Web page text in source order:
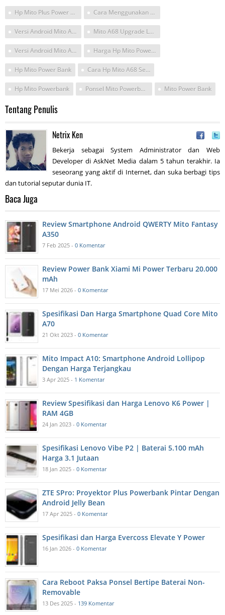
Hp Mito Plus Power Bank Cara Menggunakan Powerbang Pada Hp Mito
Versi Android Mito A68 Cuy Mito A68 Upgrade Lollipop
Versi Android Mito A68 Harga Hp Mito Power Bank
Hp Mito Power Bank Cara Hp Mito A68 Sebagai Powerbang
Hp Mito Powerbank Ponsel Mito Powerbank Mito Power Bank
Tentang Penulis
Netrix Ken
Bekerja sebagai System Administrator dan Web
Developer di AskNet Media dalam 5 tahun terakhir. Ia
seseorang yang aktif di Internet, dan suka berbagi tips
dan tutorial seputar dunia IT.
Baca Juga
Review Smartphone Android QWERTY Mito Fantasy
A350
7 Feb 2025 - 0 Komentar
Review Power Bank Xiami Mi Power Terbaru 20.000
mAh
17 Mei 2026 - 0 Komentar
Spesifikasi Dan Harga Smartphone Quad Core Mito
A70
21 Okt 2023 - 0 Komentar
Mito Impact A10: Smartphone Android Lollipop
Dengan Harga Terjangkau
3 Apr 2025 - 1 Komentar
Review Spesifikasi dan Harga Lenovo K6 Power |
RAM 4GB
24 Jan 2023 - 0 Komentar
Spesifikasi Lenovo Vibe P2 | Baterai 5.100 mAh
Harga 3.1 Jutaan
18 Jan 2025 - 0 Komentar
ZTE SPro: Proyektor Plus Powerbank Pintar Dengan
Android Jelly Bean
17 Apr 2025 - 0 Komentar
Spesifikasi dan Harga Evercoss Elevate Y Power
16 Jan 2026 - 0 Komentar
Cara Reboot Paksa Ponsel Bertipe Baterai Non-
Removable
13 Des 2025 - 139 Komentar